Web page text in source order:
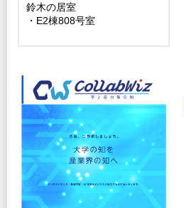
鈴木の居室
・E2棟808号室